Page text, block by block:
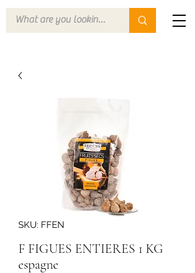
SKU: FFEN
F FIGUES ENTIERES 1 KG
espagne